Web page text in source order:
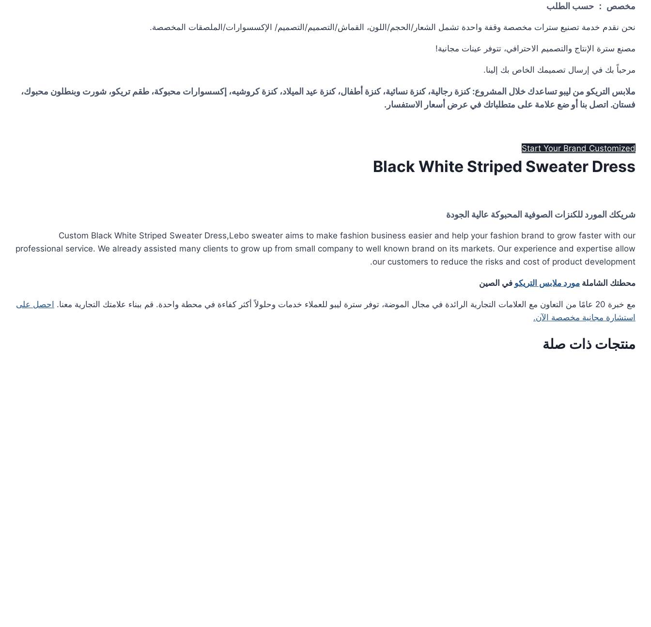
مخصص ： حسب الطلب
نحن نقدم خدمة تصنيع سترات مخصصة وقفة واحدة تشمل الشعار/الحجم/اللون، القماش/التصميم/التصميم/ الإكسسوارات/الملصقات المخصصة.
مصنع سترة الإنتاج والتصميم الاحترافي، تتوفر عينات مجانية!
مرحباً بك في إرسال تصميمك الخاص بك إلينا.
ملابس التريكو من ليبو تساعدك خلال المشروع: كنزة رجالية، كنزة نسائية، كنزة أطفال، كنزة عيد الميلاد، كنزة كروشيه، إكسسوارات محبوكة، طقم تريكو، شورت وبنطلون محبوك،
فستان. اتصل بنا أو ضع علامة على متطلباتك في عرض أسعار الاستفسار.
Start Your Brand Customized
Black White Striped Sweater Dress
شريكك المورد للكنزات الصوفية المحبوكة عالية الجودة
Custom Black White Striped Sweater Dress,Lebo sweater aims to make fashion business easier and help your fashion brand to grow faster with our
professional service. We already assisted many clients to grow up from small company to well known brand on its markets. Our experience and expertise allow
our customers to reduce the risks and cost of product development.
محطتك الشاملة مورد ملابس التريكو في الصين
مع خبرة 20 عامًا من التعاون مع العلامات التجارية الرائدة في مجال الموضة، توفر سترة ليبو للعملاء خدمات وحلولاً أكثر كفاءة في محطة واحدة. قم ببناء علامتك التجارية معنا.
احصل على
استشارة مجانية مخصصة الآن.
منتجات ذات صلة